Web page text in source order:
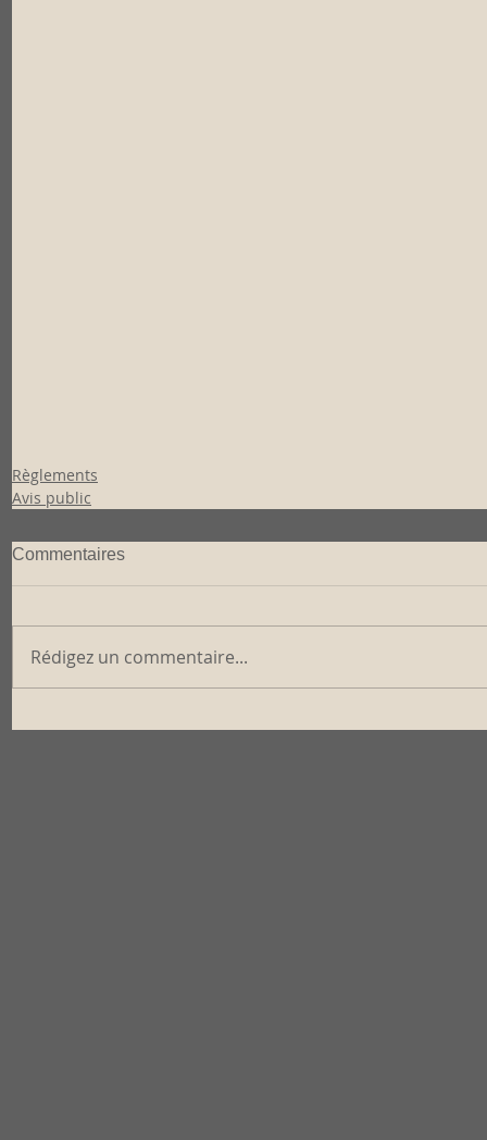
Règlements
Avis public
Commentaires
Rédigez un commentaire...